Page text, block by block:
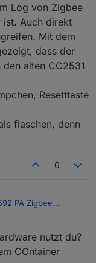
Log von Zigbee
ist. Auch direkt
Mit dem
dass der
alten CC2531
Resetttaste
flaschen, denn
0
PA Zigbee
Lief der
Post trennen
die Xiaomi
nutzt du?
COntainer